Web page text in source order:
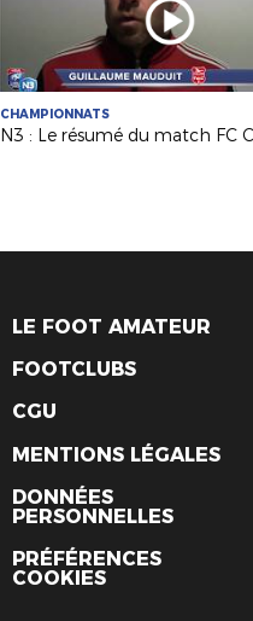
CHAMPIONNATS
LE FOOT AMATEUR
FOOTCLUBS
CGU
MENTIONS LÉGALES
DONNÉES
PERSONNELLES
PRÉFÉRENCES
COOKIES